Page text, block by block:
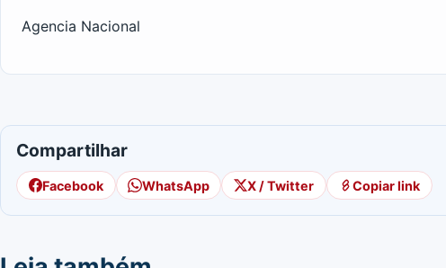
Agencia Nacional
Compartilhar
Facebook WhatsApp X / Twitter Copiar link